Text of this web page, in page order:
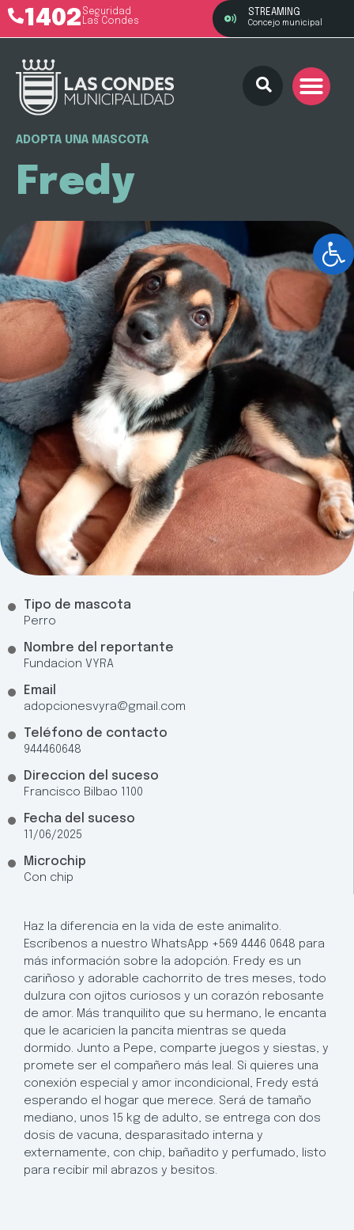
1402 Seguridad
Las Condes
STREAMING
Concejo municipal
ADOPTA UNA MASCOTA
Fredy
Tipo de mascota
Perro
Nombre del reportante
Fundacion VYRA
Email
adopcionesvyra@gmail.com
Teléfono de contacto
944460648
Direccion del suceso
Francisco Bilbao 1100
Fecha del suceso
11/06/2025
Microchip
Con chip
Haz la diferencia en la vida de este animalito.
Escríbenos a nuestro WhatsApp +569 4446 0648 para
más información sobre la adopción. Fredy es un
cariñoso y adorable cachorrito de tres meses, todo
dulzura con ojitos curiosos y un corazón rebosante
de amor. Más tranquilito que su hermano, le encanta
que le acaricien la pancita mientras se queda
dormido. Junto a Pepe, comparte juegos y siestas, y
promete ser el compañero más leal. Si quieres una
conexión especial y amor incondicional, Fredy está
esperando el hogar que merece. Será de tamaño
mediano, unos 15 kg de adulto, se entrega con dos
dosis de vacuna, desparasitado interna y
externamente, con chip, bañadito y perfumado, listo
para recibir mil abrazos y besitos.